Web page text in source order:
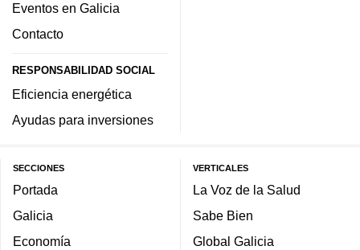
Eventos en Galicia
Contacto
RESPONSABILIDAD SOCIAL
Eficiencia energética
Ayudas para inversiones
SECCIONES
Portada
Galicia
Economía
VERTICALES
La Voz de la Salud
Sabe Bien
Global Galicia